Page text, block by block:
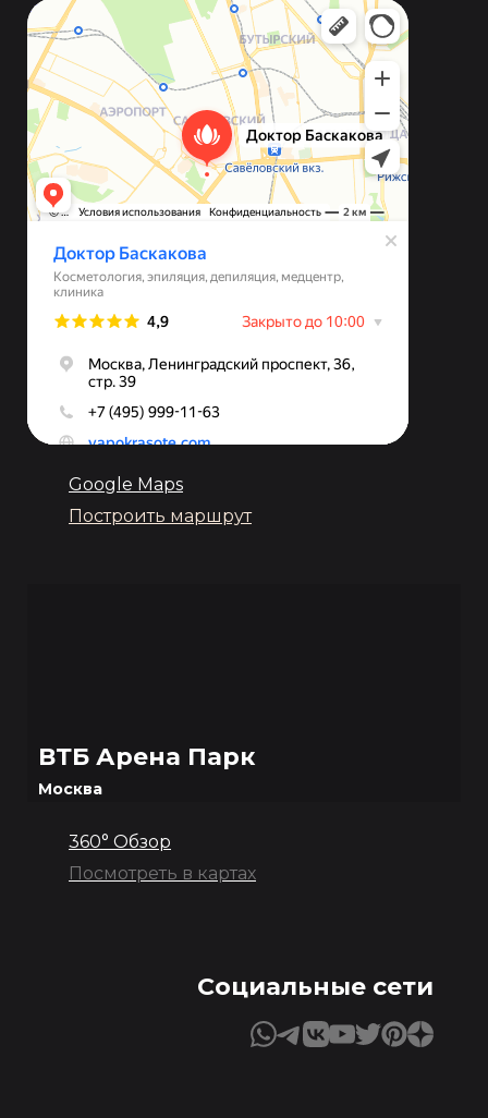
Google Maps
Построить маршрут
ВТБ Арена Парк
Москва
360° Обзор
Посмотреть в картах
Социальные сети